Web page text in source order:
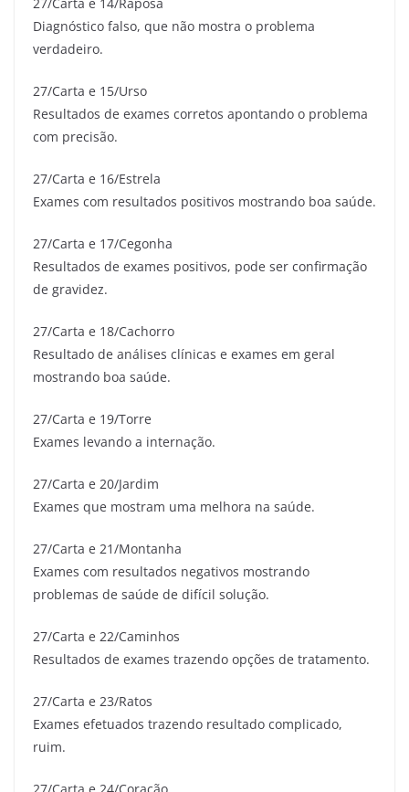
Diagnóstico falso, que não mostra o problema
verdadeiro.
27/Carta e 15/Urso
Resultados de exames corretos apontando o problema
com precisão.
27/Carta e 16/Estrela
Exames com resultados positivos mostrando boa saúde.
27/Carta e 17/Cegonha
Resultados de exames positivos, pode ser confirmação
de gravidez.
27/Carta e 18/Cachorro
Resultado de análises clínicas e exames em geral
mostrando boa saúde.
27/Carta e 19/Torre
Exames levando a internação.
27/Carta e 20/Jardim
Exames que mostram uma melhora na saúde.
27/Carta e 21/Montanha
Exames com resultados negativos mostrando
problemas de saúde de difícil solução.
27/Carta e 22/Caminhos
Resultados de exames trazendo opções de tratamento.
27/Carta e 23/Ratos
Exames efetuados trazendo resultado complicado,
ruim.